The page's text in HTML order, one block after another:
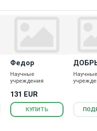
Федор
Научные
учреждения
131 EUR
КУПИТЬ
Научные